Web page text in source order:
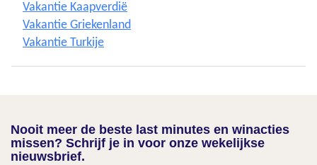
Vakantie Kaapverdië
Vakantie Griekenland
Vakantie Turkije
Nooit meer de beste last minutes en winacties
missen? Schrijf je in voor onze wekelijkse
nieuwsbrief.